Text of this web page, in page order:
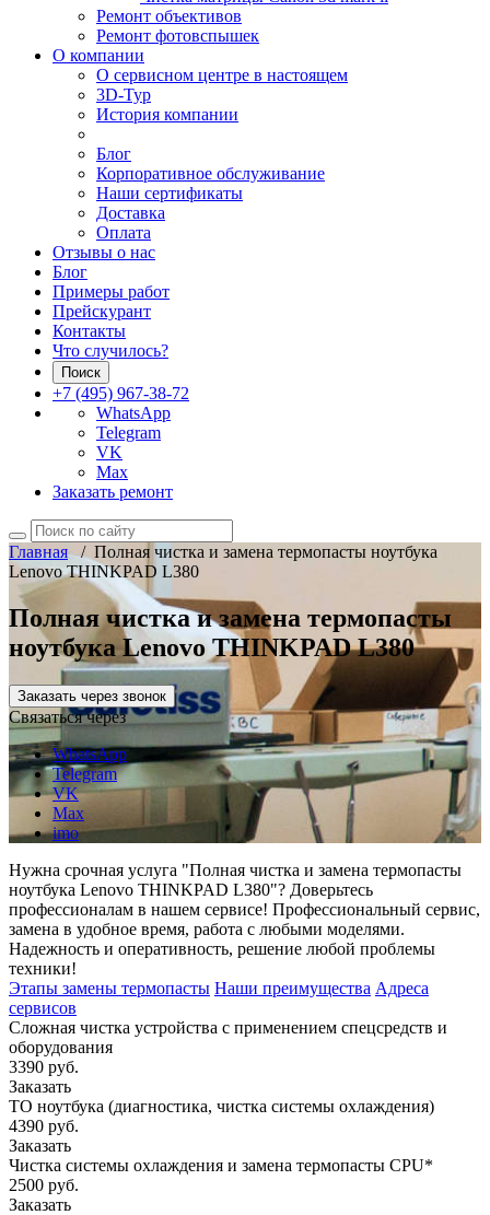
Ремонт объективов
Ремонт фотовспышек
О компании
О сервисном центре в настоящем
3D-Тур
История компании
Блог
Корпоративное обслуживание
Наши сертификаты
Доставка
Оплата
Отзывы о нас
Блог
Примеры работ
Прейскурант
Контакты
Что случилось?
Поиск
+7 (495) 967-38-72
WhatsApp
Telegram
VK
Max
Заказать ремонт
Главная/ Полная чистка и замена термопасты ноутбука
Lenovo THINKPAD L380
Полная чистка и замена термопасты
ноутбука Lenovo THINKPAD L380
Заказать через звонок
Связаться через
WhatsApp
Telegram
VK
Max
imo
Нужна срочная услуга "Полная чистка и замена термопасты
ноутбука Lenovo THINKPAD L380"? Доверьтесь
профессионалам в нашем сервисе! Профессиональный сервис,
замена в удобное время, работа с любыми моделями.
Надежность и оперативность, решение любой проблемы
техники!
Этапы замены термопасты Наши преимущества Адреса
сервисов
Сложная чистка устройства с применением спецсредств и
оборудования
3390 руб.
Заказать
ТО ноутбука (диагностика, чистка системы охлаждения)
4390 руб.
Заказать
Чистка системы охлаждения и замена термопасты CPU*
2500 руб.
Заказать